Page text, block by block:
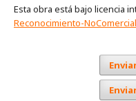
Esta obra está bajo licencia
Reconocimiento-